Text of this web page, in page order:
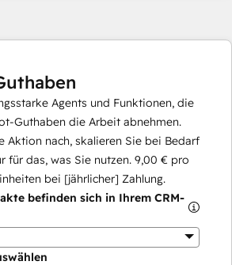
Agents und Funktionen, die
Guthaben die Arbeit abnehmen.
Aktion nach, skalieren Sie bei Bedarf
für das, was Sie nutzen. 9,00 € pro
bei [jährlicher] Zahlung.
befinden sich in Ihrem CRM-